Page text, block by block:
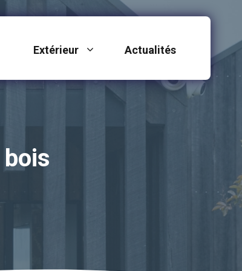
Extérieur Actualités